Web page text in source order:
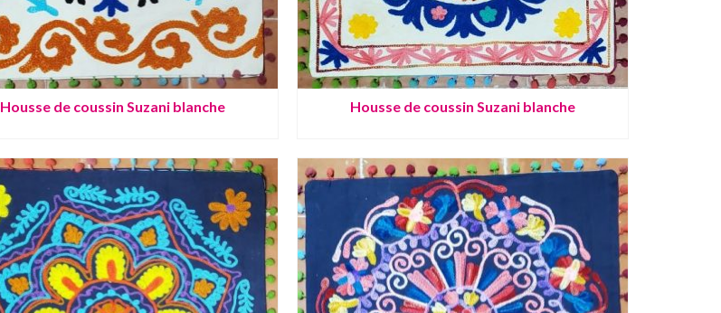
Housse de coussin Suzani blanche Housse de coussin Suzani blanche